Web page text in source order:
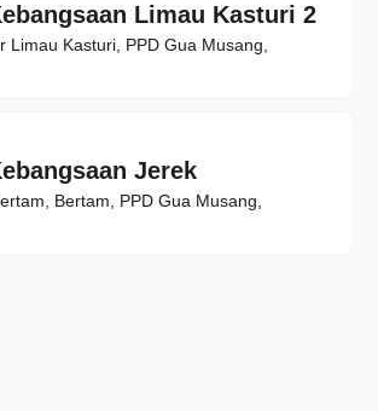
Limau Kasturi 2
Limau Kasturi, PPD Gua Musang,
Jerek
Bertam, PPD Gua Musang,